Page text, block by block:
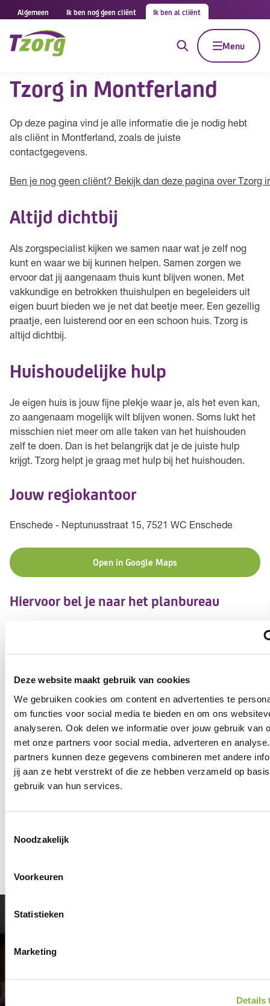
Deze website maakt gebruik van cookies
We gebruiken cookies om content en advertenties te
om functies voor social media te bieden en om ons
analyseren. Ook delen we informatie over jouw gebruik van
met onze partners voor social media, adverteren en
partners kunnen deze gegevens combineren met andere
jij aan ze hebt verstrekt of die ze hebben verzameld op
gebruik van hun services.
Noodzakelijk
Voorkeuren
Statistieken
Marketing
Details
Algemeen Ik ben nog geen cliënt Ik ben al cliënt
Menu
Tzorg in Montferland
Op deze pagina vind je alle informatie die je nodig hebt
als cliënt in Montferland, zoals de juiste
contactgegevens.
Ben je nog geen cliënt? Bekijk dan deze pagina over Tzorg
Altijd dichtbij
Als zorgspecialist kijken we samen naar wat je zelf nog
kunt en waar we bij kunnen helpen. Samen zorgen we
ervoor dat jij aangenaam thuis kunt blijven wonen. Met
vakkundige en betrokken thuishulpen en begeleiders uit
eigen buurt bieden we je net dat beetje meer. Een gezellig
praatje, een luisterend oor en een schoon huis. Tzorg is
altijd dichtbij.
Huishoudelijke hulp
Je eigen huis is jouw fijne plekje waar je, als het even kan,
zo aangenaam mogelijk wilt blijven wonen. Soms lukt het
misschien niet meer om alle taken van het huishouden
zelf te doen. Dan is het belangrijk dat je de juiste hulp
krijgt. Tzorg helpt je graag met hulp bij het huishouden.
Jouw regiokantoor
Enschede - Neptunusstraat 15, 7521 WC Enschede
Open in Google Maps
Hiervoor bel je naar het planbureau
Planbureau
Hiervoor mail je naar de zorgcoördinator
Vragen over mijn zorg
Aangenaam
thuis.